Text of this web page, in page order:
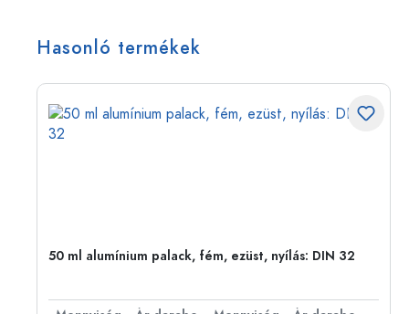
Hasonló termékek
50 ml alumínium palack, fém, ezüst, nyílás: DIN 32